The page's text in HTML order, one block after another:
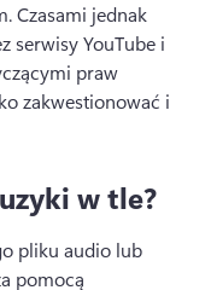
Czasami jednak
in a new tab)
serwisy YouTube i
praw
zakwestionować i
w tle?
pliku audio lub
pomocą